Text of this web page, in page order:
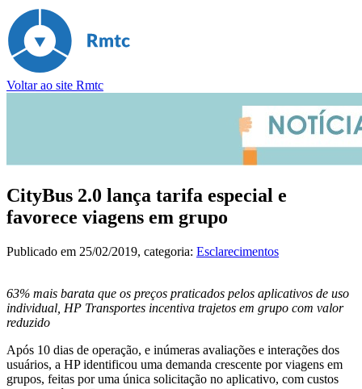
Voltar ao site Rmtc
CityBus 2.0 lança tarifa especial e
favorece viagens em grupo
Publicado em 25/02/2019, categoria: Esclarecimentos
63% mais barata que os preços praticados pelos aplicativos de uso
individual, HP Transportes incentiva trajetos em grupo com valor
reduzido
Após 10 dias de operação, e inúmeras avaliações e interações dos
usuários, a HP identificou uma demanda crescente por viagens em
grupos, feitas por uma única solicitação no aplicativo, com custos